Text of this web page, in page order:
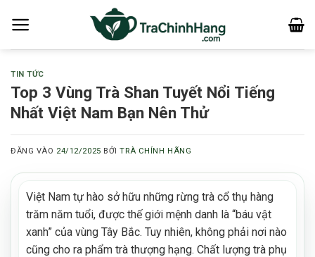
qua
TIN TỨC
Top 3 Vùng Trà Shan Tuyết Nổi Tiếng
Nhất Việt Nam Bạn Nên Thử
ĐĂNG VÀO 24/12/2025 BỞITRÀ CHÍNH HÃNG
Việt Nam tự hào sở hữu những rừng trà cổ thụ hàng
trăm năm tuổi, được thế giới mệnh danh là “báu vật
xanh” của vùng Tây Bắc. Tuy nhiên, không phải nơi nào
cũng cho ra phẩm trà thượng hạng. Chất lượng trà phụ